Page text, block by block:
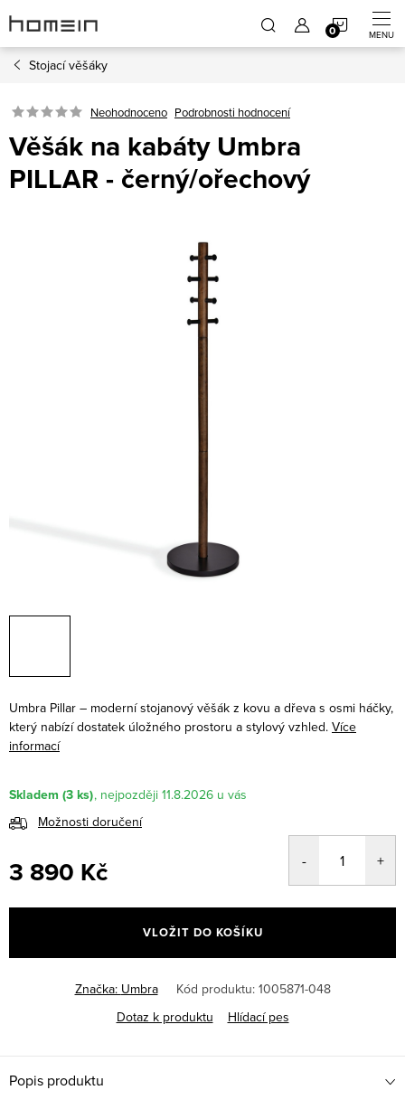
na
obsah
Stojací věšáky
Neohodnoceno Podrobnosti hodnocení
Věšák na kabáty Umbra
PILLAR - černý/ořechový
Umbra Pillar – moderní stojanový věšák z kovu a dřeva s osmi háčky,
který nabízí dostatek úložného prostoru a stylový vzhled. Více
informací
Skladem (3 ks)
11.8.2026
Možnosti doručení
3 890 Kč
cena:
VLOŽIT DO KOŠÍKU
Značka: Umbra Kód produktu: 1005871-048
Dotaz k produktu
Hlídací pes
Popis produktu